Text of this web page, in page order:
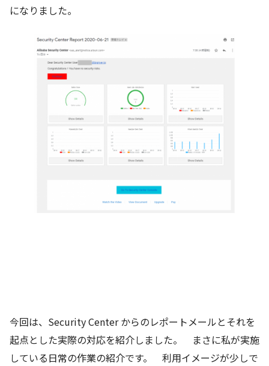
になりました。
今回は、Security Center からのレポートメールとそれを
起点とした実際の対応を紹介しました。 まさに私が実施
している日常の作業の紹介です。 利用イメージが少しで